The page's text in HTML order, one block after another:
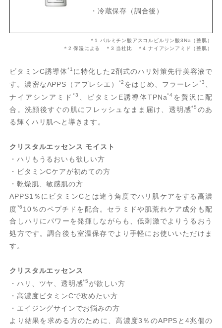
冷蔵保存（調合後）
＊1 パルミチン酸アスコルビルリン酸3Na（整肌）
＊2 保湿による ＊3 当社比 ＊4 ナイアシンアミド（整肌）
ビタミンC誘導体*1 に特化した2剤式のハリ対策先行美容液で
す。濃密なAPPS（アプレシエ）
*2 をはじめ、フラーレン*3
ナイアシンアミド *3 、ビタミンE誘導体TPNa*4 を贅沢に配
合。洗顔後すぐの肌にフレッシュなまま届け、透明感*5 のあ
る輝くハリ肌へと導きます。
クリスタルエッセンス モイスト
・ハリもうるおいも欲しい方
・ビタミンCケアが初めての方
・乾燥肌、敏感肌の方
APPS1％にビタミンCとは違う角度でハリ肌ケアをする高濃
度*6 10％のペプチドを配合。セラミドや肌荒れケア成分も配
合しハリにパワーを発揮しながらも、低刺激でよりうるおう
処方です。調合後も室温保存でより手軽にお使いいただけま
す。
クリスタルエッセンス
・ハリ、ツヤ、透明感*5 が欲しい方
・高濃度ビタミンCで攻めたい方
・エイジングサインでお悩みの方
より結果を求める方のために、高濃度3％のAPPSと4兆個の